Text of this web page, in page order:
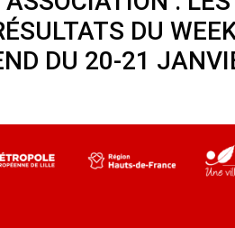
DU
DU 20-21